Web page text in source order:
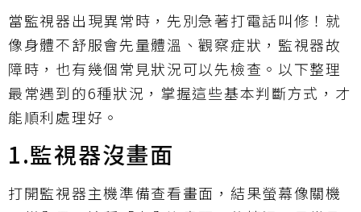
當監視器出現異常時，先別急著打電話叫修！就
像身體不舒服會先量體溫、觀察症狀，監視器故
障時，也有幾個常見狀況可以先檢查。以下整理
最常遇到的6種狀況，掌握這些基本判斷方式，才
能順利處理好。
1.監視器沒畫面
打開監視器主機準備查看畫面，結果螢幕像關機